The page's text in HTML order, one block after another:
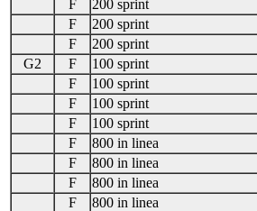
F
200 sprint
F
200 sprint
F
200 sprint
G2
F 100 sprint
F
100 sprint
F
100 sprint
F
100 sprint
F
800 in linea
F
800 in linea
F
800 in linea
F
800 in linea